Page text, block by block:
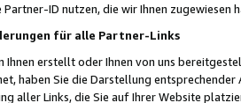
ID nutzen, die wir Ihnen zugewiesen
für alle Partner-Links
Ihnen erstellt oder Ihnen von uns
haben Sie die Darstellung
aller Links, die Sie auf Ihrer Website